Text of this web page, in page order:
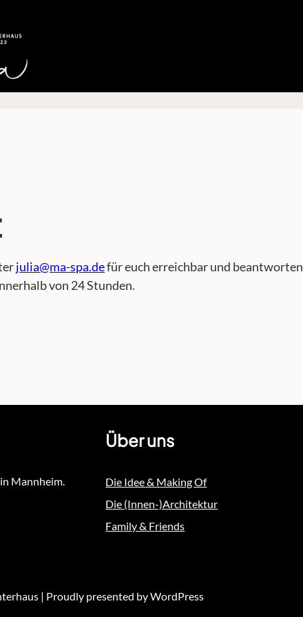
julia@ma-spa.defür euch erreichbar und beantworten
von 24 Stunden.
Mannheim.
Über uns
Die Idee & Making Of
Die (Innen-)Architektur
Family & Friends
| Proudly presented by WordPress